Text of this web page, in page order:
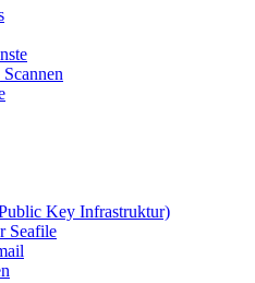
Key Infrastruktur)
Seafile